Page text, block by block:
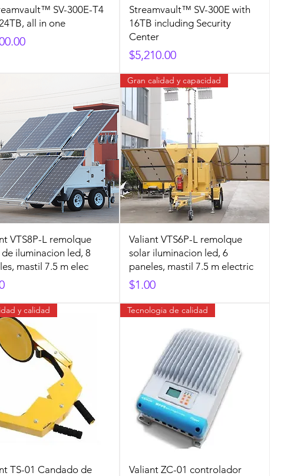
SV-300E-T4
all in one
Streamvault™ SV-300E with
16TB including Security
Center
Precio
$5,210.00
VTS8P-L remolque
iluminacion led, 8
mastil 7.5 m elec
Gran calidad y capacidad
Valiant VTS6P-L remolque
solar iluminacion led, 6
paneles, mastil 7.5 m electric
Precio
$1.00
y calidad
TS-01 Candado de
Tecnologia de calidad
Valiant ZC-01 controlador